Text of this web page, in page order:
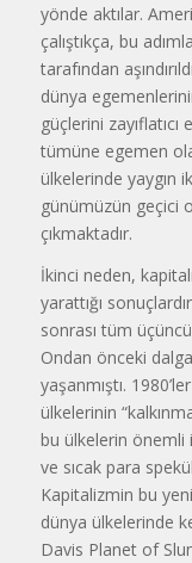
yönde aktılar.
çalıştıkça, bu
tarafından
dünya
güçlerini
tümüne egemen
ülkelerinde yaygın
günümüzün geçici
çıkmaktadır.
İkinci neden,
yarattığı
sonrası tüm
Ondan önceki dalga
yaşanmıştı.
ülkelerinin
bu ülkelerin önemli
ve sıcak para
Kapitalizmin bu
dünya ülkelerinde
Davis Planet of